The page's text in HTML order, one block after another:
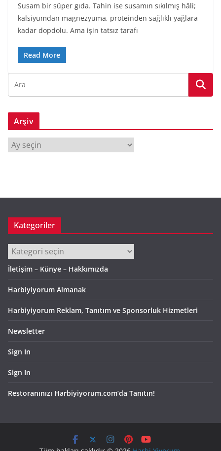
Susam bir süper gıda. Tahin ise susamın sıkılmış hâli;
kalsiyumdan magnezyuma, proteinden sağlıklı yağlara
kadar dopdolu. Ama işin tatsız tarafı
Read More
Arşiv
r
Kategoriler
Kategoriler
İletişim – Künye – Hakkımızda
Harbiyiyorum Almanak
Harbiyiyorum Reklam, Tanıtım ve Sponsorluk Hizmetleri
Newsletter
Sign In
Sign In
Restoranınızı Harbiyiyorum.com’da Tanıtın!